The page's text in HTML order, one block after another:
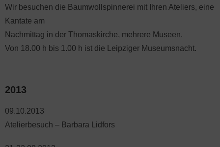
Wir besuchen die Baumwollspinnerei mit Ihren Ateliers, eine
Kantate am
Nachmittag in der Thomaskirche, mehrere Museen.
Von 18.00 h bis 1.00 h ist die Leipziger Museumsnacht.
2013
09.10.2013
Atelierbesuch – Barbara Lidfors